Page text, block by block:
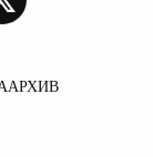
АРХИВ